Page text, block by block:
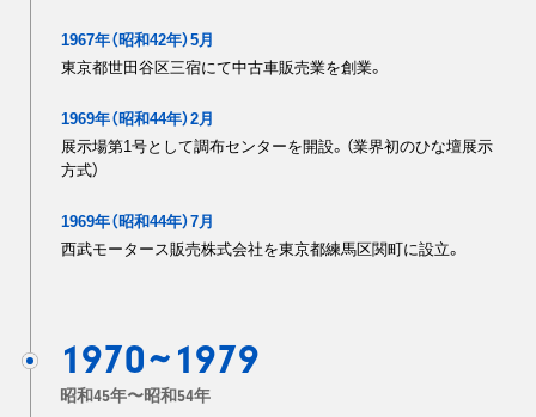
1967年（昭和42年）5月
東京都世田谷区三宿にて中古車販売業を創業。
1969年（昭和44年）2月
展示場第1号として調布センターを開設。（業界初のひな壇展示
方式）
1969年（昭和44年）7月
西武モータース販売株式会社を東京都練馬区関町に設立。
1970~1979
昭和45年〜昭和54年